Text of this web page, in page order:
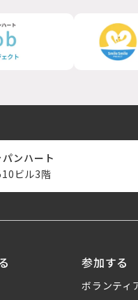
ンハート
ビル3階
参加する
ボランティ